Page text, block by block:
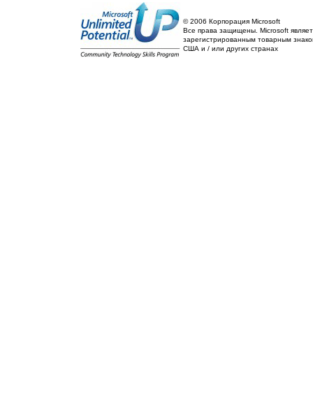
© 2006 Корпорация Microsoft
Все права защищены. Microsoft
зарегистрированным товарным
США и / или других странах